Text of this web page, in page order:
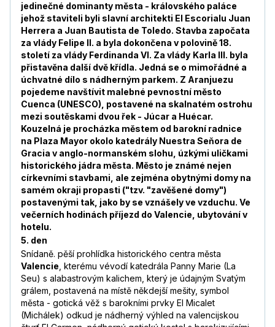
jedinečné dominanty města - královského paláce
jehož staviteli byli slavní architekti El Escorialu Juan
Herrera a Juan Bautista de Toledo. Stavba započata
za vlády Felipe II. a byla dokončena v polovině 18.
století za vlády Ferdinanda VI. Za vlády Karla III. byla
přistavěna další dvě křídla. Jedná se o mimořádné a
úchvatné dílo s nádherným parkem. Z Aranjuezu
pojedeme navštívit malebné pevnostní město
Cuenca (UNESCO), postavené na skalnatém ostrohu
mezi soutěskami dvou řek - Júcar a Huécar.
Kouzelná je procházka městem od barokní radnice
na Plaza Mayor okolo katedrály Nuestra Seňora de
Gracia v anglo-normanském slohu, úzkými uličkami
historického jádra města. Město je známé nejen
církevními stavbami, ale zejména obytnými domy na
samém okraji propasti ("tzv. "zavěšené domy")
postavenými tak, jako by se vznášely ve vzduchu. Ve
večerních hodinách příjezd do Valencie, ubytování v
hotelu.
5. den
Snídaně. pěší prohlídka historického centra města
Valencie , kterému vévodí katedrála Panny Marie (La
Seu) s alabastrovým kalichem, který je údajným Svatým
grálem, postavená na místě někdejší mešity, symbol
města - gotická věž s barokními prvky El Micalet
(Michálek) odkud je nádherný výhled na valencijskou